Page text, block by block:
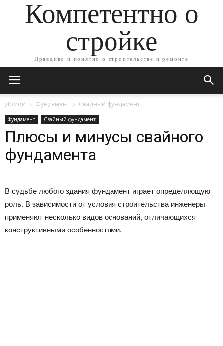
Компетентно о
стройке
Правдиво и понятно о строительстве и ремонте
Домой Фундамент Свайный фундамент
Фундамент Свайный фундамент
Плюсы и минусы свайного
фундамента
В судьбе любого здания фундамент играет определяющую
роль. В зависимости от условия строительства инженеры
применяют несколько видов оснований, отличающихся
конструктивными особенностями.